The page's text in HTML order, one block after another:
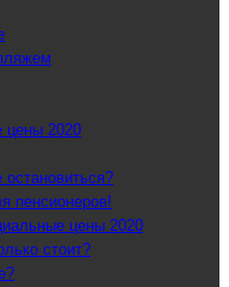
цены 2020
пенсионеров!
цены 2020
стоит?